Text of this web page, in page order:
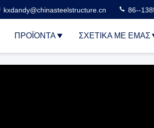
kxdandy@chinasteelstructure.cn 86--
ΠΡΟΪΌΝΤΑ ΣΧΕΤΙΚΆ ΜΕ ΕΜΆΣ